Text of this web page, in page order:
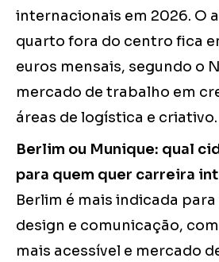
internacionais em 2026. O
quarto fora do centro fica
euros mensais, segundo o
mercado de trabalho em
áreas de logística e criativo.
Berlim ou Munique: qual
para quem quer carreira
Berlim é mais indicada
design e comunicação,
mais acessível e mercado